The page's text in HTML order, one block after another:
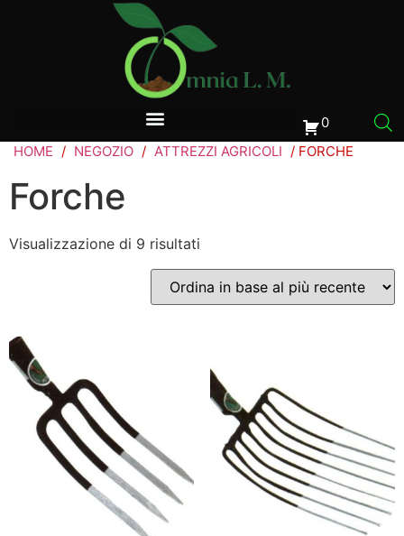
0
HOME / NEGOZIO / ATTREZZI AGRICOLI / FORCHE
Forche
Visualizzazione di 9 risultati